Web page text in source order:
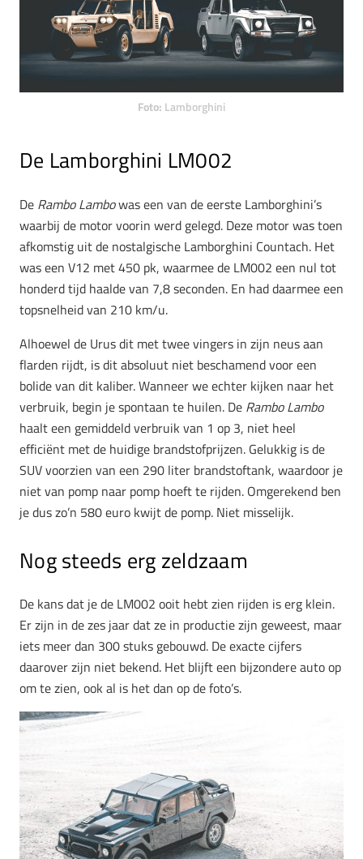
Foto: Lamborghini
De Lamborghini LM002
De Rambo Lambowas een van de eerste Lamborghini’s
waarbij de motor voorin werd gelegd. Deze motor was toen
afkomstig uit de nostalgische Lamborghini Countach. Het
was een V12 met 450 pk, waarmee de LM002 een nul tot
honderd tijd haalde van 7,8 seconden. En had daarmee een
topsnelheid van 210 km/u.
Alhoewel de Urus dit met twee vingers in zijn neus aan
flarden rijdt, is dit absoluut niet beschamend voor een
bolide van dit kaliber. Wanneer we echter kijken naar het
verbruik, begin je spontaan te huilen. De Rambo Lambo
haalt een gemiddeld verbruik van 1 op 3, niet heel
efficiënt met de huidige brandstofprijzen. Gelukkig is de
SUV voorzien van een 290 liter brandstoftank, waardoor je
niet van pomp naar pomp hoeft te rijden. Omgerekend ben
je dus zo’n 580 euro kwijt de pomp. Niet misselijk.
Nog steeds erg zeldzaam
De kans dat je de LM002 ooit hebt zien rijden is erg klein.
Er zijn in de zes jaar dat ze in productie zijn geweest, maar
iets meer dan 300 stuks gebouwd. De exacte cijfers
daarover zijn niet bekend. Het blijft een bijzondere auto op
om te zien, ook al is het dan op de foto’s.